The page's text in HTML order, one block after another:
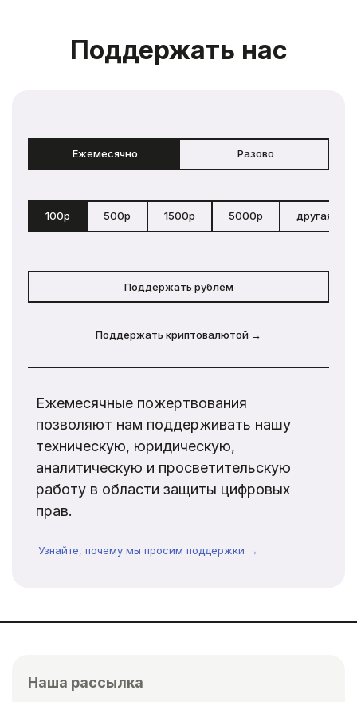
Поддержать нас
Ежемесячно Разово
100р 500р 1500р 5000р другая
Поддержать рублём
Поддержать криптовалютой →
Ежемесячные пожертвования
позволяют нам поддерживать нашу
техническую, юридическую,
аналитическую и просветительскую
работу в области защиты цифровых
прав.
Узнайте, почему мы просим поддержки →
Наша рассылка